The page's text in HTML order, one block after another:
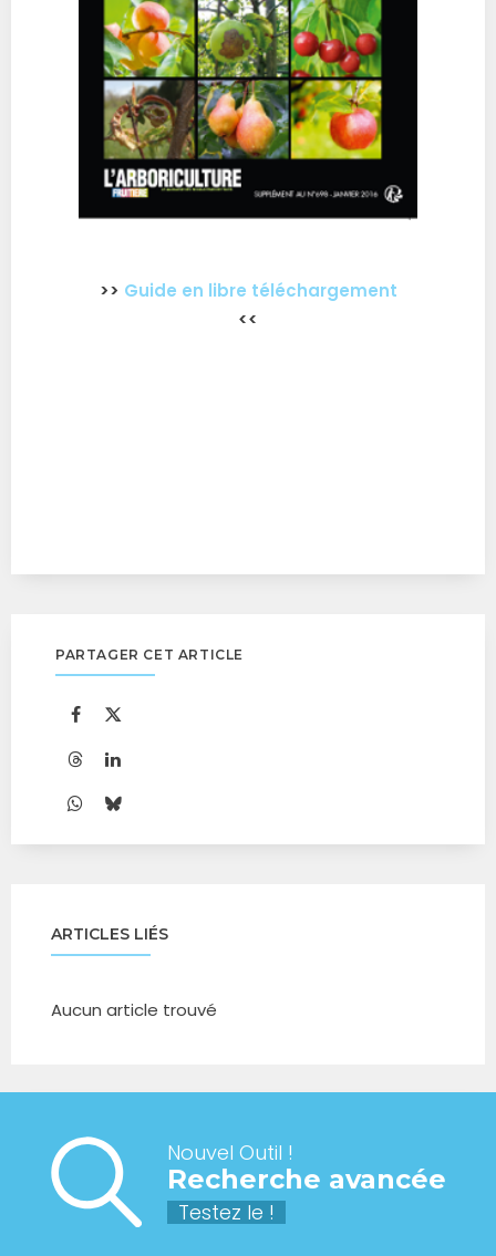
>> Guide en libre téléchargement
<<
PARTAGER CET ARTICLE
ARTICLES LIÉS
Aucun article trouvé
Nouvel Outil !
Recherche avancée
Testez le !